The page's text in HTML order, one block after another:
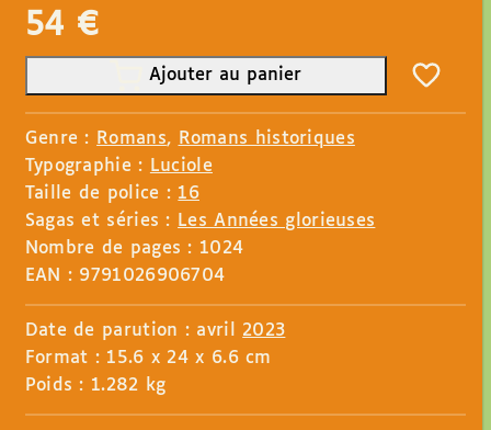
54 €
Ajouter au panier
Genre : Romans, Romans historiques
Typographie : Luciole
Taille de police : 16
Sagas et séries : Les Années glorieuses
Nombre de pages : 1024
EAN : 9791026906704
Date de parution : avril 2023
Format : 15.6 x 24 x 6.6 cm
Poids : 1.282 kg